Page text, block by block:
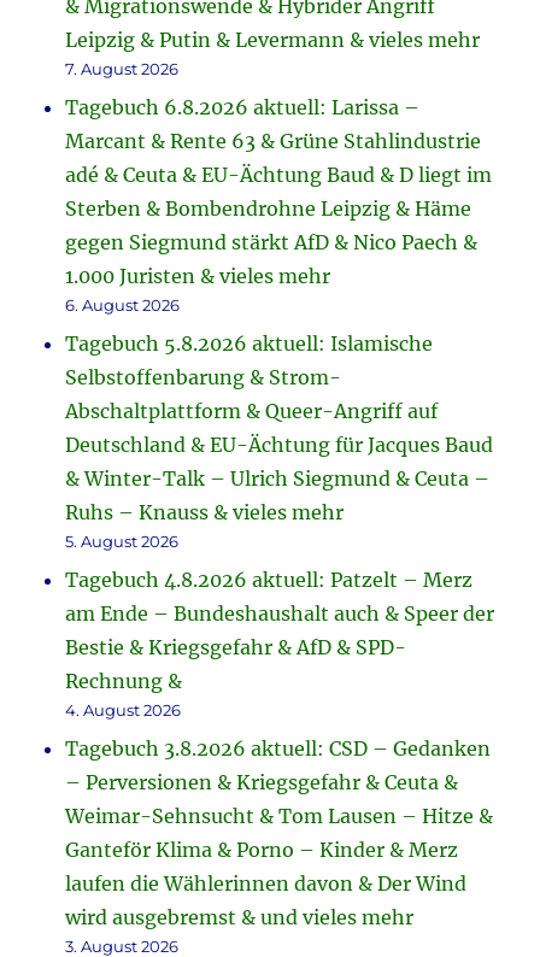
& Migrationswende & Hybrider Angriff
Leipzig & Putin & Levermann & vieles mehr
7. August 2026
Tagebuch 6.8.2026 aktuell: Larissa –
Marcant & Rente 63 & Grüne Stahlindustrie
adé & Ceuta & EU-Ächtung Baud & D liegt im
Sterben & Bombendrohne Leipzig & Häme
gegen Siegmund stärkt AfD & Nico Paech &
1.000 Juristen & vieles mehr
6. August 2026
Tagebuch 5.8.2026 aktuell: Islamische
Selbstoffenbarung & Strom-
Abschaltplattform & Queer-Angriff auf
Deutschland & EU-Ächtung für Jacques Baud
& Winter-Talk – Ulrich Siegmund & Ceuta –
Ruhs – Knauss & vieles mehr
5. August 2026
Tagebuch 4.8.2026 aktuell: Patzelt – Merz
am Ende – Bundeshaushalt auch & Speer der
Bestie & Kriegsgefahr & AfD & SPD-
Rechnung &
4. August 2026
Tagebuch 3.8.2026 aktuell: CSD – Gedanken
– Perversionen & Kriegsgefahr & Ceuta &
Weimar-Sehnsucht & Tom Lausen – Hitze &
Ganteför Klima & Porno – Kinder & Merz
laufen die Wählerinnen davon & Der Wind
wird ausgebremst & und vieles mehr
3. August 2026